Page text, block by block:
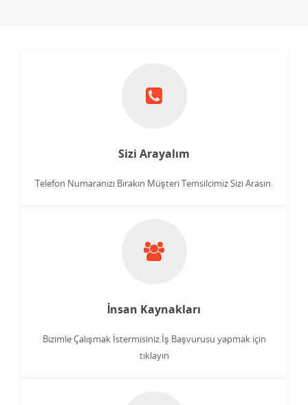
Sizi Arayalım
Telefon Numaranızı Bırakın Müşteri Temsilcimiz Sizi Arasın.
İnsan Kaynakları
Bizimle Çalışmak İstermisiniz.İş Başvurusu yapmak için
tıklayın